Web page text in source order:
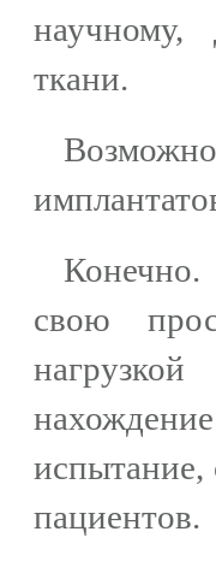
научному,
ткани.
свою
испытание,
пациентов.